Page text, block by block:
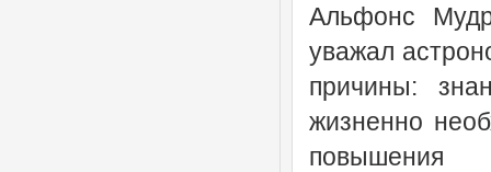
Альфонс
уважал
причины:
жизненно